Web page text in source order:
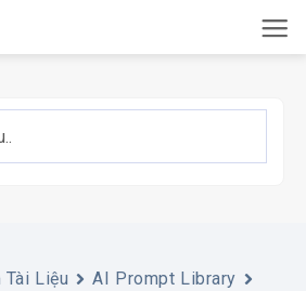
Tài Liệu
AI Prompt Library